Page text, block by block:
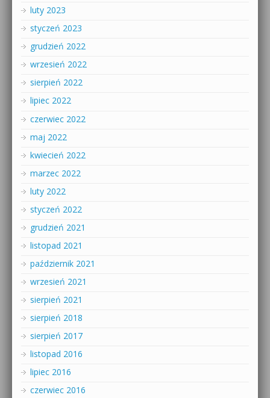
luty 2023
styczeń 2023
grudzień 2022
wrzesień 2022
sierpień 2022
lipiec 2022
czerwiec 2022
maj 2022
kwiecień 2022
marzec 2022
luty 2022
styczeń 2022
grudzień 2021
listopad 2021
październik 2021
wrzesień 2021
sierpień 2021
sierpień 2018
sierpień 2017
listopad 2016
lipiec 2016
czerwiec 2016